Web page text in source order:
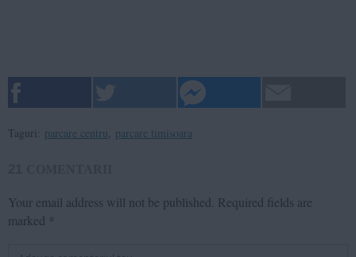
Taguri: parcare centru parcare timisoara
Your email address will not be published. Required fields are
marked *